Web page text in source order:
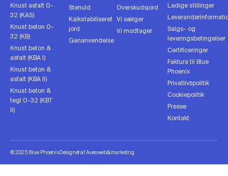
Knust asfalt 0-
32 (KAS)
Knust beton 0-
32 (KB)
Knust beton &
asfalt (KBA I)
Knust beton &
asfalt (KBA II)
Knust beton &
tegl 0-32 (KBT
II)
Stenuld
Kalkstabiliseret
jord
Genanvendelse
Overskudsjord
Vi sælger
Vi modtager
Ledige stillinger
Salgs- og
leveringsbetingelser
Certificeringer
Faktura til Blue
Phoenix
Privatlivspolitik
Cookiepolitik
Presse
Kontakt
© 2025 Blue PhoenixDesignet af Aveo web&marketing